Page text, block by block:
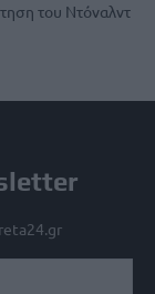
του Ντόναλντ